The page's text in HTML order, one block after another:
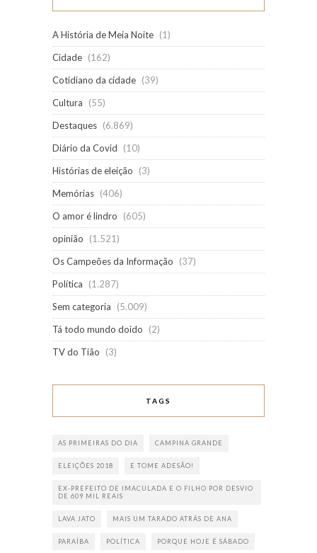
A História de Meia Noite (1)
Cidade (162)
Cotidiano da cidade (39)
Cultura
(55)
Destaques (6.869)
Diário da Covid
(10)
Histórias de eleição
(3)
Memórias (406)
O amor é lindro
(605)
opinião
(1.521)
Os Campeões da Informação
(37)
Política
(1.287)
Sem categoria
(5.009)
Tá todo mundo doido
(2)
TV do Tião
(3)
TAGS
AS PRIMEIRAS DO DIA CAMPINA GRANDE
ELEIÇÕES 2018 E TOME ADESÃO!
EX-PREFEITO DE IMACULADA E O FILHO POR DESVIO
DE 609 MIL REAIS
LAVA JATO MAIS UM TARADO ATRÁS DE ANA
PARAÍBA POLÍTICA PORQUE HOJE É SÁBADO